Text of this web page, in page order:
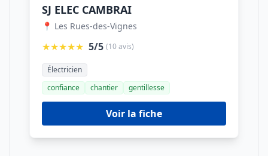
SJ ELEC CAMBRAI
📍 Les Rues-des-Vignes
★★★★★ 5/5 (10 avis)
Électricien
confiance
chantier gentillesse
Voir la fiche